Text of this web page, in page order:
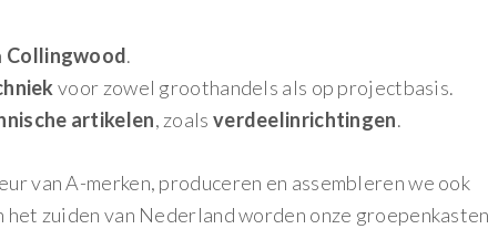
Collingwood.
voor zowel groothandels als op projectbasis.
artikelen, zoals verdeelinrichtingen.
van A-merken, produceren en assembleren we ook
zuiden van Nederland worden onze groepenkasten